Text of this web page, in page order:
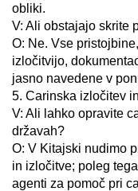
obliki.
V: Ali obstajajo skrite
O: Ne. Vse
izločitvijo,
jasno navedene v
5. Carinska izločitev
V: Ali lahko opravite
državah?
O: V Kitajski nudimo
in izločitve; poleg
agenti za pomoč pri